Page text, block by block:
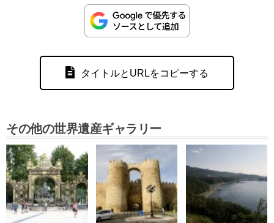
タイトルとURLをコピーする
その他の世界遺産ギャラリー